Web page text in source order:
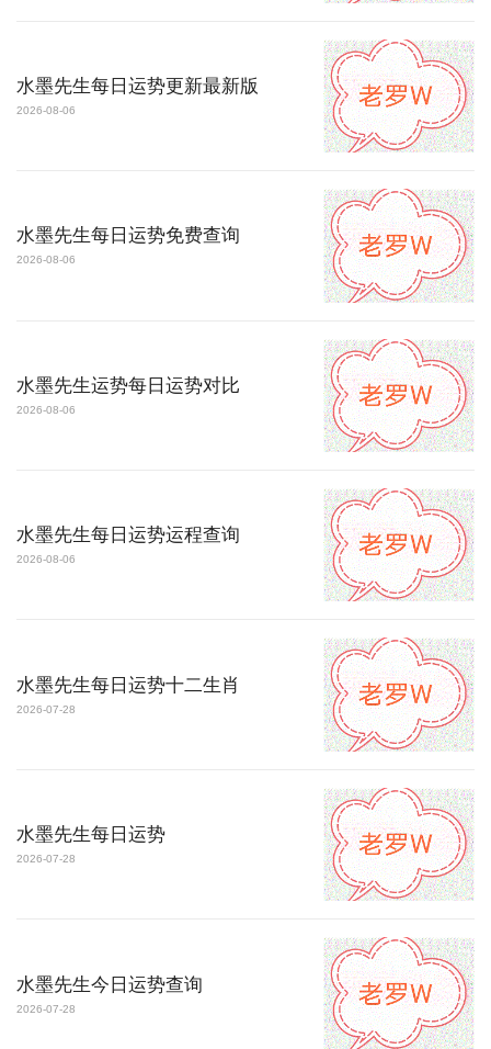
水墨先生每日运势更新最新版
2026-08-06
水墨先生每日运势免费查询
2026-08-06
水墨先生运势每日运势对比
2026-08-06
水墨先生每日运势运程查询
2026-08-06
水墨先生每日运势十二生肖
2026-07-28
水墨先生每日运势
2026-07-28
水墨先生今日运势查询
2026-07-28